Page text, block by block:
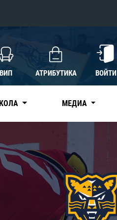
ВИП АТРИБУТИКА ВОЙТИ
МЕДИА